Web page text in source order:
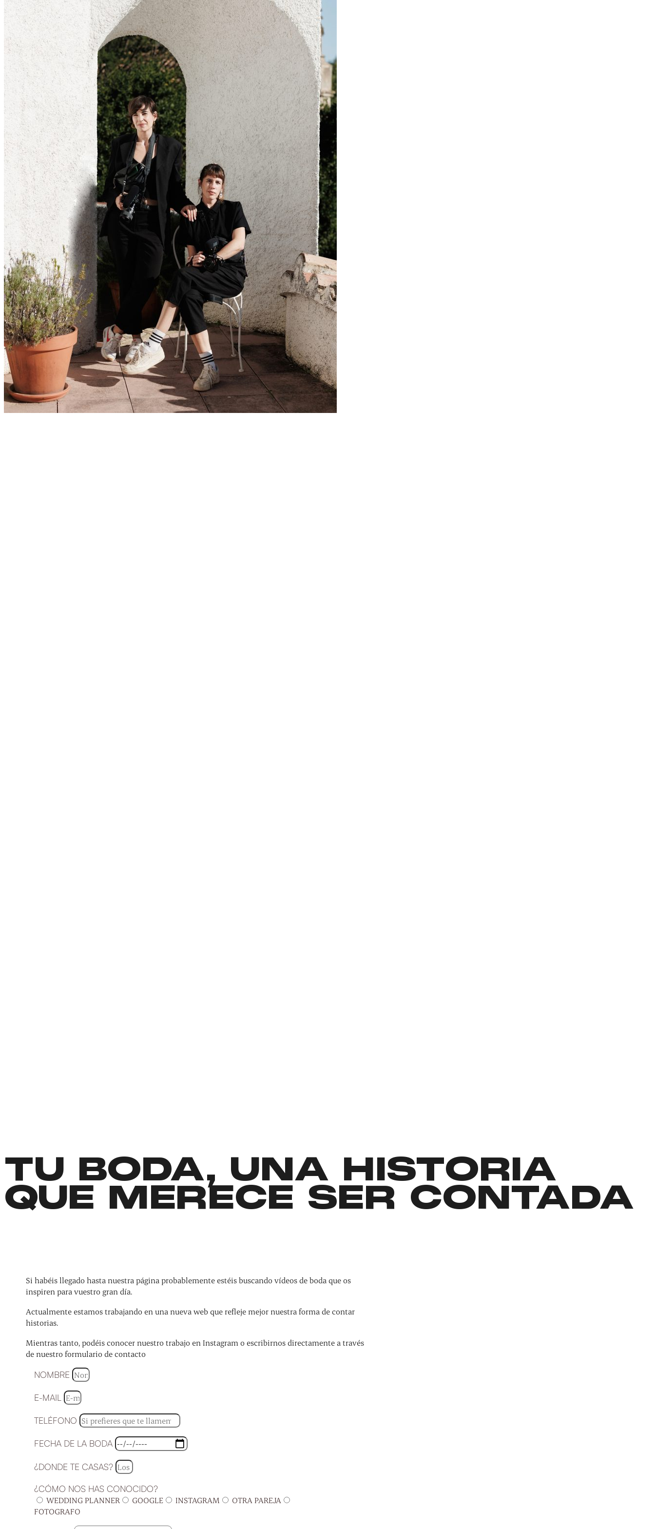
TU BODA, UNA HISTORIA
QUE MERECE SER CONTADA
Si habéis llegado hasta nuestra página probablemente estéis buscando vídeos de boda que os
inspiren para vuestro gran día.
Actualmente estamos trabajando en una nueva web que refleje mejor nuestra forma de contar
historias.
Mientras tanto, podéis conocer nuestro trabajo en Instagram o escribirnos directamente a través
de nuestro formulario de contacto
NOMBRE
E-MAIL
TELÉFONO
FECHA DE LA BODA
¿DONDE TE CASAS?
¿CÓMO NOS HAS CONOCIDO?
WEDDING PLANNER GOOGLE INSTAGRAM
OTRA PAREJA
FOTOGRAFO